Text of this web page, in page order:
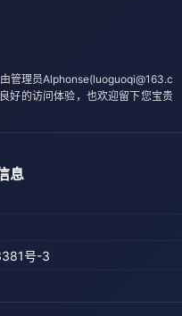
管理员Alphonse(luoguoqi@163.c
好的访问体验，也欢迎留下您宝贵
息
号-3